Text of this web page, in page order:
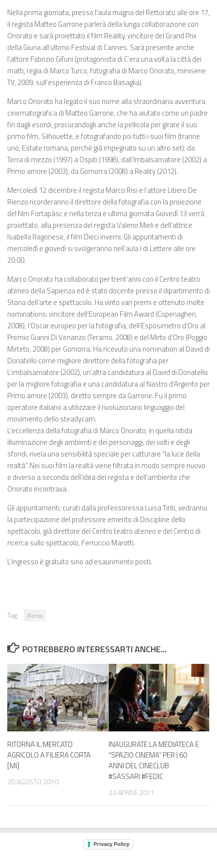
Nella prima giornata, presso l’aula magna del Rettorato alle ore 17,
il regista Matteo Garrone parlerà della lunga collaborazione con
Onorato e sarà proiettato il film Reality, vincitore del Grand Prix
della Giuria all’ultimo Festival di Cannes. Sarà presente anche
l’attore Fabrizio Gifuni (protagonista di C’era una volta la città dei
matti, regia di Marco Turco, fotografia di Marco Onorato, miniserie
TV, 2009, sull’esperienza di Franco Basaglia).
Marco Onorato ha legato il suo nome alla straordinaria avventura
cinematografica di Matteo Garrone, che ha aiutato come un padre
fin dagli esordi, procurandogli anche la pellicola per girare il suo
primo film, Silhouette, e fotografando poi tutti i suoi film (tranne
uno, Estate romana, perché già impegnato su un altro set): da
Terra di mezzo (1997) a Ospiti (1998), dall’Imbalsamatore (2002) a
Primo amore (2003), da Gomorra (2008) a Reality (2012).
Mercoledì 12 dicembre il regista Marco Risi e l’attore Libero De
Rienzo ricorderanno il direttore della fotografia con la proiezione
del film Fortapàsc e nella terza e ultima giornata Giovedì 13 verrà
proiettato, alla presenza del regista Valerio Mieli e dell’attrice
Isabella Ragonese, il film Dieci inverni. Gli appuntamenti di
mercoledì e giovedì si svolgeranno nell’aula I di Lettere alle ore
20.00.
Marco Onorato ha collaborato per trent’anni con il Centro teatro
ateneo della Sapienza ed è stato docente presso il dipartimento di
Storia dell’arte e spettacolo. Ha vinto vari premi e ottenuto molte
nominations: vincitore dell’European Film Award (Copenaghen,
2008), l’Oscar europeo per la fotografia, dell’Esposimetro d’Oro al
Premio Gianni Di Venanzo (Teramo, 2008) e del Mirto d’Oro (Poggio
Mirteto, 2008) per Gomorra. Ha ricevuto una nomination al David di
Donatello come migliore direttore della fotografia per
L’imbalsamatore (2002), un’altra candidatura al David di Donatello
per la migliore fotografia e una candidatura al Nastro d’Argento per
Primo amore (2003), diretto sempre da Garrone. Fu il primo
operatore italiano a utilizzare il rivoluzionario linguaggio del
movimento dello steadycam.
L’eccellenza della fotografia di Marco Onorato, in quella nitida
illuminazione degli ambienti e dei personaggi, dei volti e degli
sfondi, rivela una sensibilità speciale per catturare “la luce della
realtà”. Nei suoi film la realtà viene filtrata in modo sempre nuovo
e diverso a seconda dell’idea del regista e dell’ambiente che
Onorato incontrava.
Gli appuntamenti, curati dalla professoressa Luisa Tinti, vedranno
la partecipazione del professore emerito di Discipline dello
spettacolo, già direttore del Centro teatro ateneo e del Centro di
ricerca sullo spettacolo, Ferruccio Marotti.
L’ingresso è gratuito sino ad esaurimento posti.
Tag: Roma
POTREBBERO INTERESSARTI ANCHE...
RITORNA IL MERCATO
AGRICOLO A FILIERA CORTA
[MI]
20 AGOSTO 2010
INAUGURATE LA MEDIATECA E
“SPAZIO CINEMA” PER I 60
ANNI DEL CINECLUB
#SASSARI #FEDIC
23 APRILE 2011
Privacy Policy